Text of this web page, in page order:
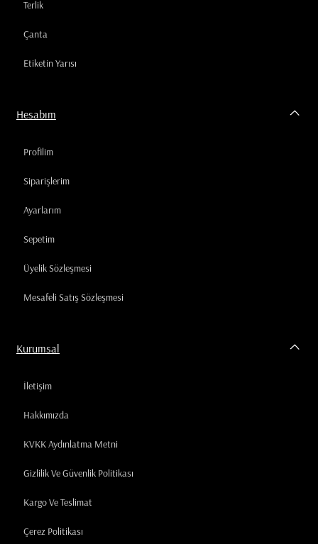
Terlik
Çanta
Etiketin Yarısı
Hesabım
Profilim
Siparişlerim
Ayarlarım
Sepetim
Üyelik Sözleşmesi
Mesafeli Satış Sözleşmesi
Kurumsal
İletişim
Hakkımızda
KVKK Aydınlatma Metni
Gizlilik Ve Güvenlik Politikası
Kargo Ve Teslimat
Çerez Politikası